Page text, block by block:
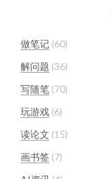
做笔记 60
解问题 36
写随笔 70
玩游戏 6
读论文 15
画书签 7